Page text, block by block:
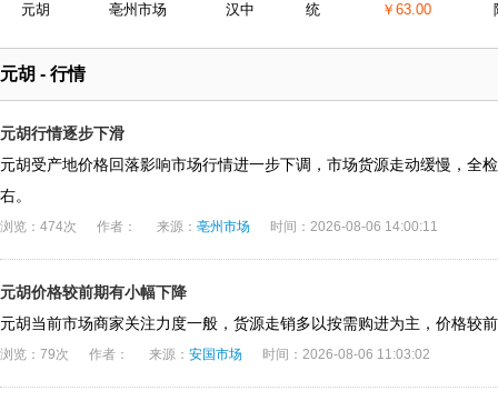
元胡 亳州市场 汉中 统 ￥63.00
元胡 - 行情
元胡行情逐步下滑
元胡受产地价格回落影响市场行情进一步下调，市场货源走动缓慢，全
右。
浏览：474次 作者： 来源： 亳州市场 时间：2026-08-06 14:00:11
元胡价格较前期有小幅下降
元胡当前市场商家关注力度一般，货源走销多以按需购进为主，价格较
浏览：79次 作者： 来源： 安国市场 时间：2026-08-06 11:03:02